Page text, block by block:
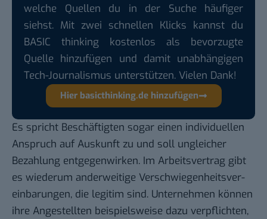
welche Quellen du in der Suche häufiger
siehst. Mit zwei schnellen Klicks kannst du
BASIC thinking kostenlos als bevorzugte
Quelle hinzufügen und damit unabhängigen
Tech-Journalismus unterstützen. Vielen Dank!
Hier basicthinking.de hinzufügen
Es spricht Beschäftigten sogar einen individuellen
Anspruch auf Auskunft zu und soll ungleicher
Bezahlung entgegenwirken. Im Arbeitsvertrag gibt
es wiederum anderweitige Verschwiegen­heits­ver­
einbarungen, die legitim sind. Unternehmen können
ihre Angestellten beispielsweise dazu verpflichten,